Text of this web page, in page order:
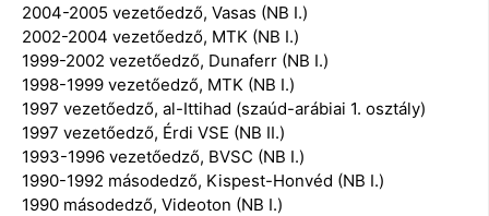
2004-2005 vezetőedző, Vasas (NB I.)
2002-2004 vezetőedző, MTK (NB I.)
1999-2002 vezetőedző, Dunaferr (NB I.)
1998-1999 vezetőedző, MTK (NB I.)
1997 vezetőedző, al-Ittihad (szaúd-arábiai 1. osztály)
1997 vezetőedző, Érdi VSE (NB II.)
1993-1996 vezetőedző, BVSC (NB I.)
1990-1992 másodedző, Kispest-Honvéd (NB I.)
1990 másodedző, Videoton (NB I.)